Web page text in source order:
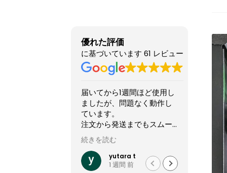
優れた評価
に基づいています 61 レビュー
他のショップより安いので
怪しい店なのか？と躊躇し
てましたが、ここのサイト
やXで組んだPCの画像を投
稿してるのを見て、思い切
って買ってみました。
結果1週間でちゃんと届きま
した。初見だと怪しさ全開
続きを読む
れいれい
1 か月 前
星5つ
これ
しい
2025
く何
でき
続きを